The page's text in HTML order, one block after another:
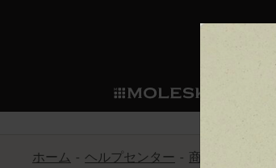
ショ
カスタムダイア
モレスキンメン
今すぐメンバー
ホーム
ヘルプセンター 商品 スマー